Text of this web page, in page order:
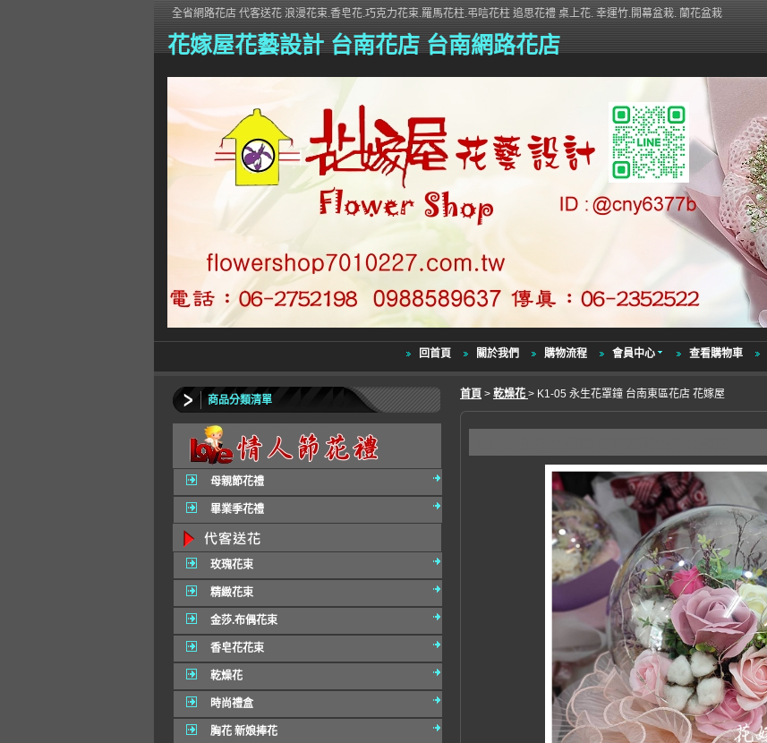
花嫁屋花藝設計 台南花店 台南網路花店
全省網路花店 代客送花 浪漫花束.香皂花.巧克力花束.羅馬花柱.弔唁花柱 追思花禮 桌上花. 幸運竹.開幕盆栽. 蘭花盆栽
回首頁 關於我們 購物流程 會員中心 查看購物車
商品分類清單
母親節花禮
畢業季花禮
玫瑰花束
精緻花束
金莎.布偶花束
香皂花花束
乾燥花
時尚禮盒
胸花 新娘捧花
首頁 > 乾燥花 > K1-05 永生花罩鐘 台南東區花店 花嫁屋